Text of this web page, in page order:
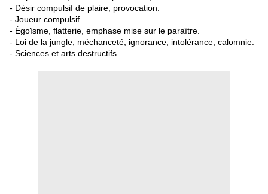
- Désir compulsif de plaire, provocation.
- Joueur compulsif.
- Égoïsme, flatterie, emphase mise sur le paraître.
- Loi de la jungle, méchanceté, ignorance, intolérance, calomnie.
- Sciences et arts destructifs.